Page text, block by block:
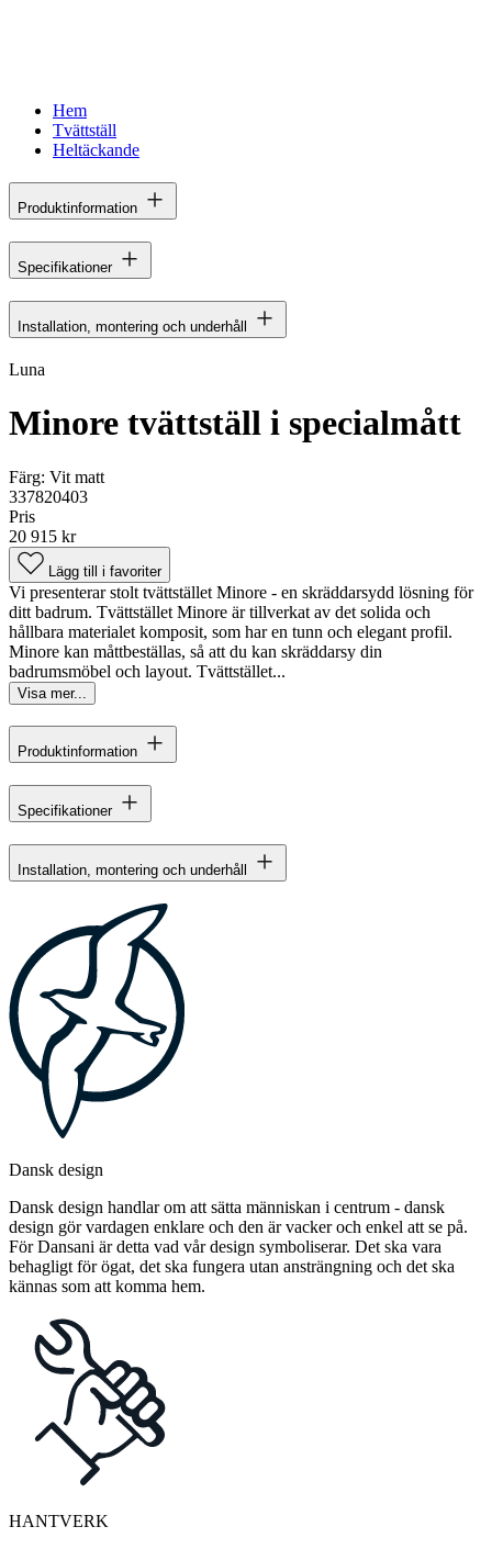
Hem
Tvättställ
Heltäckande
Produktinformation
Specifikationer
Installation, montering och underhåll
Luna
Minore tvättställ i specialmått
Färg: Vit matt
337820403
Pris
20 915 kr
Lägg till i favoriter
Vi presenterar stolt tvättstället Minore - en skräddarsydd lösning för
ditt badrum. Tvättstället Minore är tillverkat av det solida och
hållbara materialet komposit, som har en tunn och elegant profil.
Minore kan måttbeställas, så att du kan skräddarsy din
badrumsmöbel och layout. Tvättstället...
Visa mer...
Produktinformation
Specifikationer
Installation, montering och underhåll
Dansk design
Dansk design handlar om att sätta människan i centrum - dansk
design gör vardagen enklare och den är vacker och enkel att se på.
För Dansani är detta vad vår design symboliserar. Det ska vara
behagligt för ögat, det ska fungera utan ansträngning och det ska
kännas som att komma hem.
HANTVERK